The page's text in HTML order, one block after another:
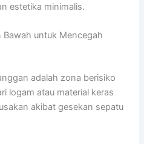
estetika minimalis.
Bawah untuk Mencegah
adalah zona berisiko
logam atau material keras
akibat gesekan sepatu